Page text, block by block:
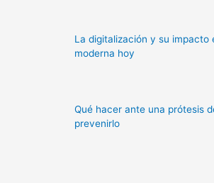
La digitalización y su impacto
moderna hoy
Qué hacer ante una prótesis
prevenirlo